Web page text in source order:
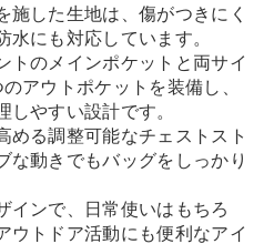
施した生地は、傷がつきにく
水にも対応しています。
トのメインポケットと両サイ
アウトポケットを装備し、
しやすい設計です。
める調整可能なチェストスト
な動きでもバッグをしっかり
インで、日常使いはもちろ
ウトドア活動にも便利なアイ